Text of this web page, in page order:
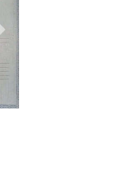
Следующий